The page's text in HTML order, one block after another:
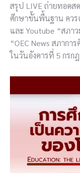
สรุป LIVE ถ่ายทอดส
ศึกษาขั้นพื้นฐาน ควร
และ Youtube “สภา
“OEC News สภากา
ในวันอังคารที่ 5 กรก